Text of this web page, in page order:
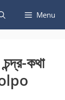
Menu
কথা